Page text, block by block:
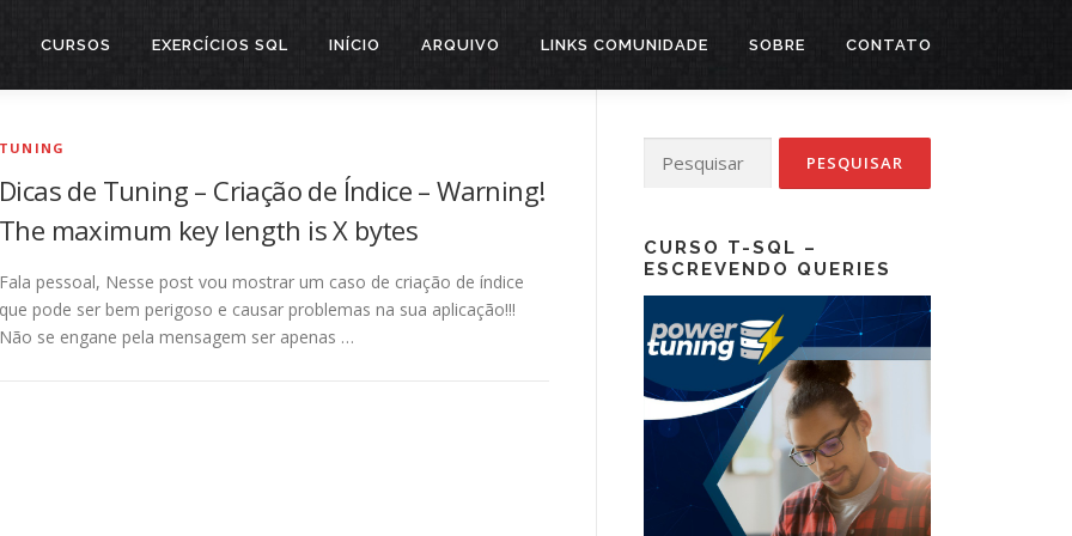
CURSOS EXERCÍCIOS SQL INÍCIO ARQUIVO LINKS COMUNIDADE SOBRE CONTATO
TUNING
Dicas de Tuning – Criação de Índice – Warning!
The maximum key length is X bytes
Fala pessoal, Nesse post vou mostrar um caso de criação de índice
que pode ser bem perigoso e causar problemas na sua aplicação!!!
Não se engane pela mensagem ser apenas …
por:
CURSO T-SQL –
ESCREVENDO QUERIES